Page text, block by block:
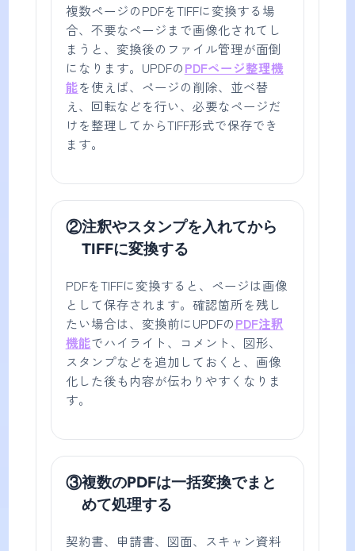
複数ページのPDFをTIFFに変換する場
合、不要なページまで画像化されてし
まうと、変換後のファイル管理が面倒
になります。UPDFのPDFページ整理機
能を使えば、ページの削除、並べ替
え、回転などを行い、必要なページだ
けを整理してからTIFF形式で保存でき
ます。
②注釈やスタンプを入れてから
TIFFに変換する
PDFをTIFFに変換すると、ページは画像
として保存されます。確認箇所を残し
たい場合は、変換前にUPDFのPDF注釈
機能でハイライト、コメント、図形、
スタンプなどを追加しておくと、画像
化した後も内容が伝わりやすくなりま
す。
③複数のPDFは一括変換でまと
めて処理する
契約書、申請書、図面、スキャン資料